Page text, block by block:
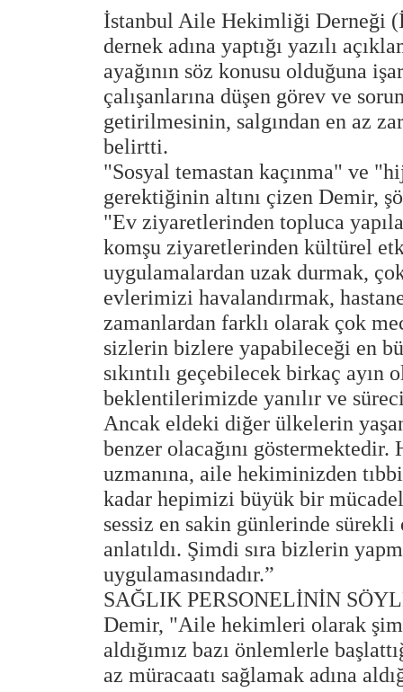
İstanbul Aile Hekimliği Derneği
dernek adına yaptığı yazılı
ayağının söz konusu olduğuna
çalışanlarına düşen görev ve
getirilmesinin, salgından en az
belirtti.
"Sosyal temastan kaçınma" ve
gerektiğinin altını çizen Demir,
"Ev ziyaretlerinden topluca
komşu ziyaretlerinden kültürel
uygulamalardan uzak durmak,
evlerimizi havalandırmak,
zamanlardan farklı olarak çok
sizlerin bizlere yapabileceği en
sıkıntılı geçebilecek birkaç
beklentilerimizde yanılır ve
Ancak eldeki diğer ülkelerin
benzer olacağını göstermektedir.
uzmanına, aile hekiminizden
kadar hepimizi büyük bir
sessiz en sakin günlerinde
anlatıldı. Şimdi sıra bizlerin
uygulamasındadır.”
SAĞLIK PERSONELİNİN
Demir, "Aile hekimleri olarak
aldığımız bazı önlemlerle
az müracaatı sağlamak adına